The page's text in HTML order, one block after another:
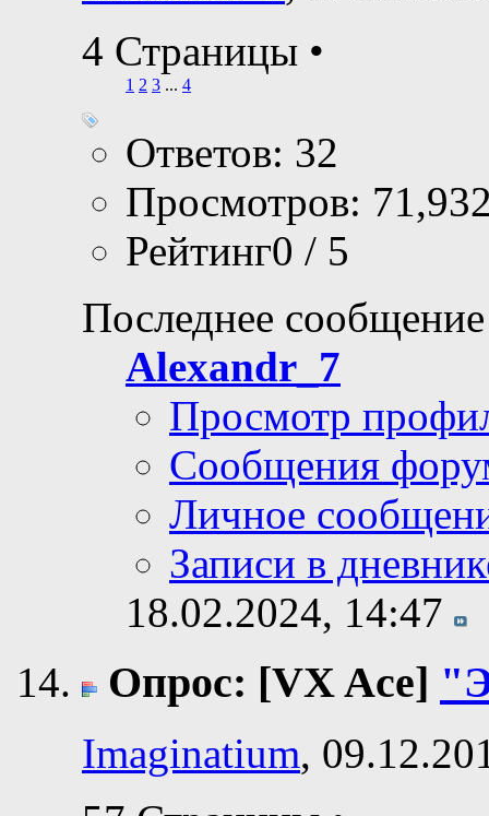
4 Страницы •
1 2 3 ... 4
Ответов: 32
Просмотров:
Рейтинг0 / 5
Последнее
Alexandr_7
Просмотр
Сообщения
Личное
Записи в
18.02.2024, 14:47
Опрос: [VX Ace]
Imaginatium,